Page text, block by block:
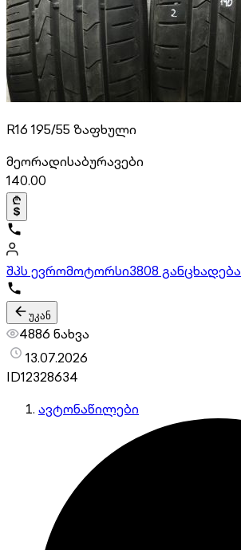
R16 195/55 ზაფხული
მეორადისაბურავები
140.00
შპს ევრომოტორსი3808 განცხადება
უკან
4886 ნახვა
13.07.2026
ID12328634
ავტონაწილები